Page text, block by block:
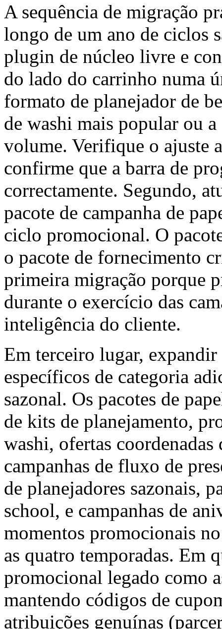
A sequência de migração
longo de um ano de ciclos
plugin de núcleo livre e
do lado do carrinho numa
formato de planejador de
de washi mais popular ou
volume. Verifique o ajuste
confirme que a barra de
correctamente. Segundo,
pacote de campanha de
ciclo promocional. O
o pacote de fornecimento
primeira migração porque
durante o exercício das
inteligência do cliente.
Em terceiro lugar, expandir
específicos de categoria
sazonal. Os pacotes de
de kits de planejamento,
washi, ofertas
campanhas de fluxo de
de planejadores sazonais,
school, e campanhas de
momentos promocionais
as quatro temporadas. Em
promocional legado como
mantendo códigos de
atribuições genuínas